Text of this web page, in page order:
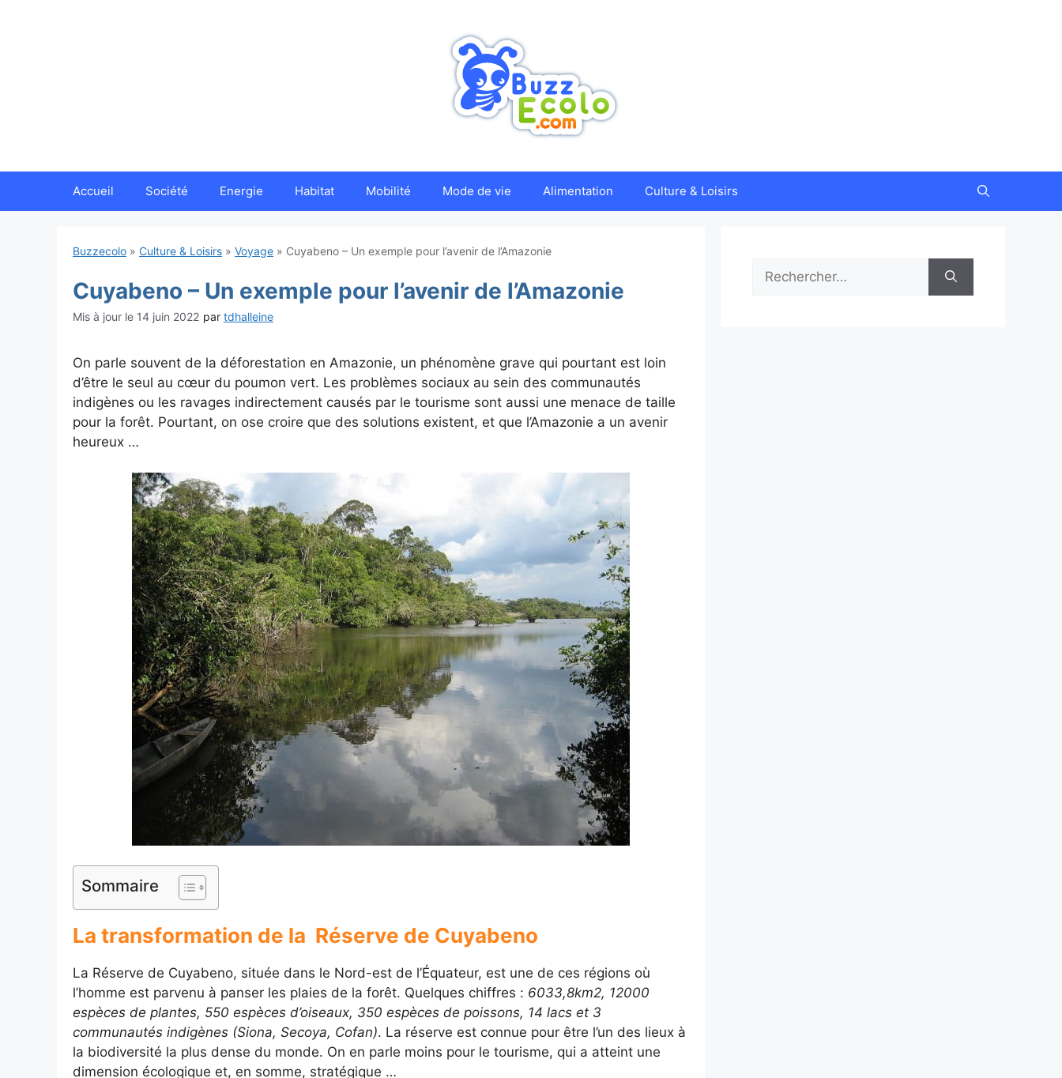
Accueil Société Energie Habitat Mobilité Mode de vie Alimentation Culture & Loisirs
Buzzecolo » Culture & Loisirs » Voyage » Cuyabeno – Un exemple pour l’avenir de l’Amazonie
Cuyabeno – Un exemple pour l’avenir de l’Amazonie
14 juin 2022 par tdhalleine
On parle souvent de la déforestation en Amazonie, un phénomène grave qui pourtant est loin
d’être le seul au cœur du poumon vert. Les problèmes sociaux au sein des communautés
indigènes ou les ravages indirectement causés par le tourisme sont aussi une menace de taille
pour la forêt. Pourtant, on ose croire que des solutions existent, et que l’Amazonie a un avenir
heureux …
Sommaire
La transformation de la Réserve de Cuyabeno
La Réserve de Cuyabeno, située dans le Nord-est de l’Équateur, est une de ces régions où
l’homme est parvenu à panser les plaies de la forêt. Quelques chiffres : 6033,8km2, 12000
espèces de plantes, 550 espèces d’oiseaux, 350 espèces de poissons, 14 lacs et 3
communautés indigènes (Siona, Secoya, Cofan). La réserve est connue pour être l’un des lieux à
la biodiversité la plus dense du monde. On en parle moins pour le tourisme, qui a atteint une
dimension écologique et, en somme, stratégique …
Rechercher :